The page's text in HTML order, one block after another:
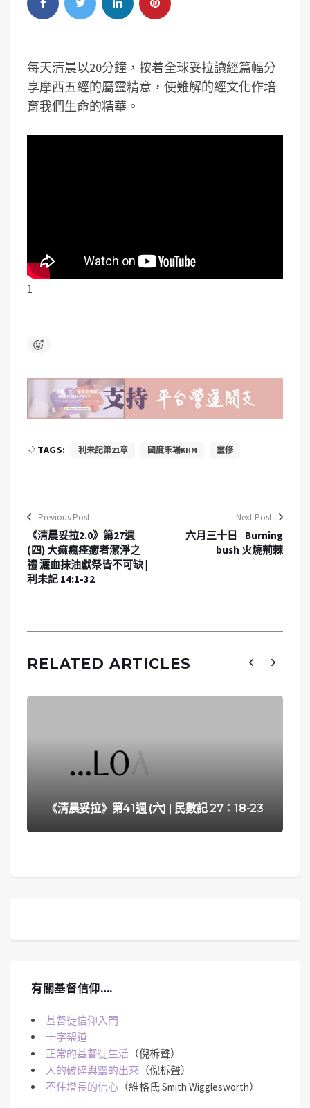
每天清晨以20分鐘，按着全球妥拉讀經篇幅分
享摩西五經的屬靈精意，使難解的經文化作培
育我們生命的精華。
1
TAGS: 利未記第21章 國度禾場KHM 靈修
Previous Post
《清晨妥拉2.0》第27週
(四) 大痲瘋痊癒者潔淨之
禮 灑血抹油獻祭皆不可缺 |
利未記 14:1-32
Next Post
六月三十日─Burning
bush 火燒荊棘
RELATED ARTICLES
《清晨妥拉》第41週 (六) | 民數記 27：18-23
有關基督信仰….
基督徒信仰入門
十字架道
正常的基督徒生活 （倪柝聲）
人的破碎與靈的出來 （倪柝聲）
不住增長的信心 （維格氏 Smith Wigglesworth）